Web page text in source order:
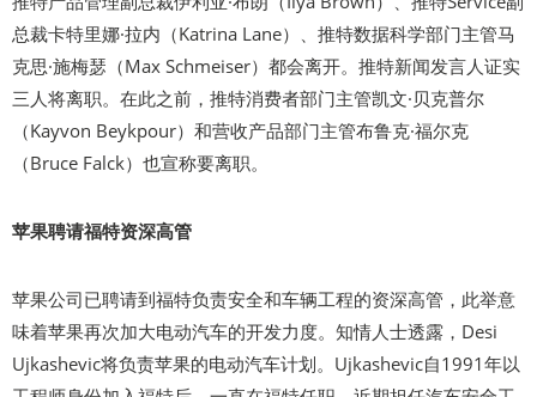
总裁卡特里娜·拉内（Katrina Lane）、推特数据科学部门主管马
克思·施梅瑟（Max Schmeiser）都会离开。推特新闻发言人证实
三人将离职。在此之前，推特消费者部门主管凯文·贝克普尔
（Kayvon Beykpour）和营收产品部门主管布鲁克·福尔克
（Bruce Falck）也宣称要离职。
苹果聘请福特资深高管
苹果公司已聘请到福特负责安全和车辆工程的资深高管，此举意
味着苹果再次加大电动汽车的开发力度。知情人士透露，Desi
Ujkashevic将负责苹果的电动汽车计划。Ujkashevic自1991年以